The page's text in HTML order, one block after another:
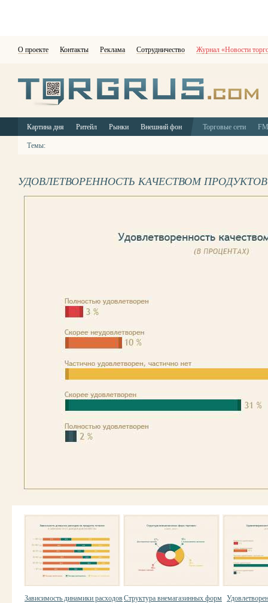
О проекте Контакты Реклама Сотрудничество Журнал «Новости
Картина дня Ритейл Рынки Внешний фон Торговые сети
Темы:
УДОВЛЕТВОРЕННОСТЬ КАЧЕСТВОМ
Зависимость динамики расходовСтруктура внемагазинных форм